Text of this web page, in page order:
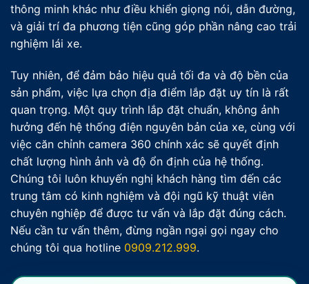
thông minh khác như điều khiển giọng nói, dẫn đường,
và giải trí đa phương tiện cũng góp phần nâng cao trải
nghiệm lái xe.
Tuy nhiên, để đảm bảo hiệu quả tối đa và độ bền của
sản phẩm, việc lựa chọn địa điểm lắp đặt uy tín là rất
quan trọng. Một quy trình lắp đặt chuẩn, không ảnh
hưởng đến hệ thống điện nguyên bản của xe, cùng với
việc căn chỉnh camera 360 chính xác sẽ quyết định
chất lượng hình ảnh và độ ổn định của hệ thống.
Chúng tôi luôn khuyến nghị khách hàng tìm đến các
trung tâm có kinh nghiệm và đội ngũ kỹ thuật viên
chuyên nghiệp để được tư vấn và lắp đặt đúng cách.
Nếu cần tư vấn thêm, đừng ngần ngại gọi ngay cho
chúng tôi qua hotline 0909.212.999.